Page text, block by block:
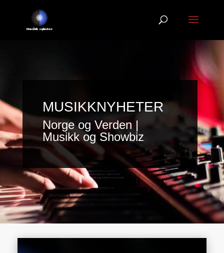
MUSIKKNYHETER
Norge og Verden |
Musikk og Showbiz